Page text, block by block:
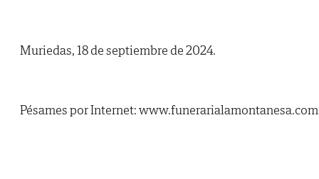
Muriedas, 18 de septiembre de 2024.
Pésames por Internet: www.funerarialamontanesa.com